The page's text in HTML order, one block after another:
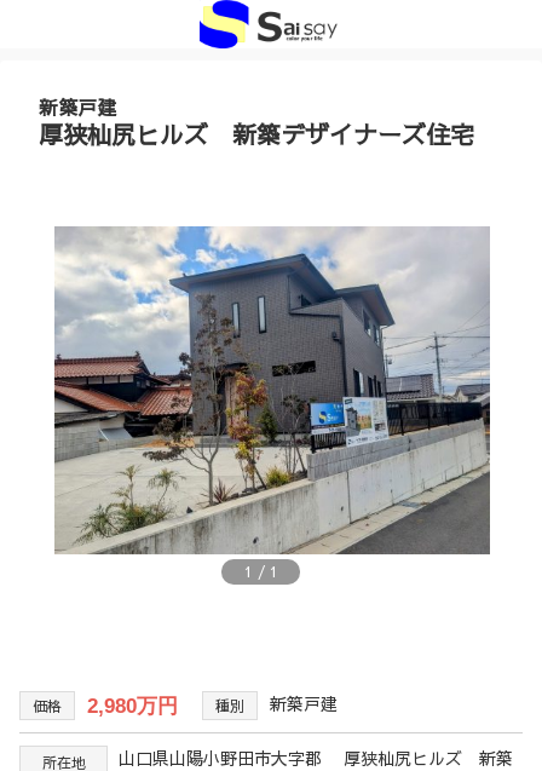
新築戸建
厚狭杣尻ヒルズ 新築デザイナーズ住宅
1 / 1
価格 2,980万円 種別 新築戸建
所在地
山口県山陽小野田市大字郡 厚狭杣尻ヒルズ 新築